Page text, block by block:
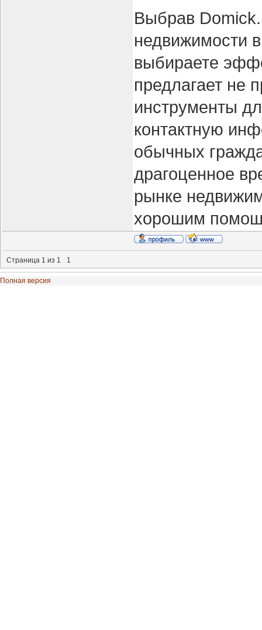
Выбрав
недвижимости
выбираете
предлагает не
инструменты
контактную
обычных
драгоценное
рынке
хорошим
Страница 1 из 1 1
Полная версия